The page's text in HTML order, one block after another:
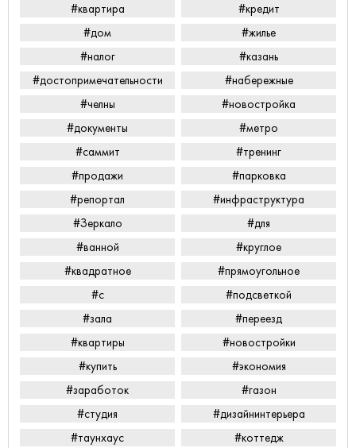
#квартира
#кредит
#дом
#жилье
#налог
#казань
#достопримечательности
#набережные
#челны
#новостройка
#документы
#метро
#саммит
#тренинг
#продажи
#парковка
#репортал
#инфраструктура
#Зеркало
#для
#ванной
#круглое
#квадратное
#прямоугольное
#с
#подсветкой
#зала
#переезд
#квартиры
#новостройки
#купить
#экономия
#заработок
#газон
#студия
#дизайнинтерьера
#таунхаус
#коттедж